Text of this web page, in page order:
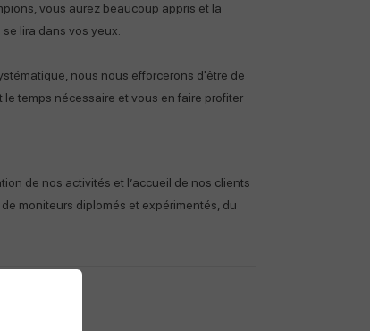
vous aurez beaucoup appris et la
lira dans vos yeux.
nous nous efforcerons d'être de
temps nécessaire et vous en faire profiter
de nos activités et l’accueil de nos clients
moniteurs diplomés et expérimentés, du